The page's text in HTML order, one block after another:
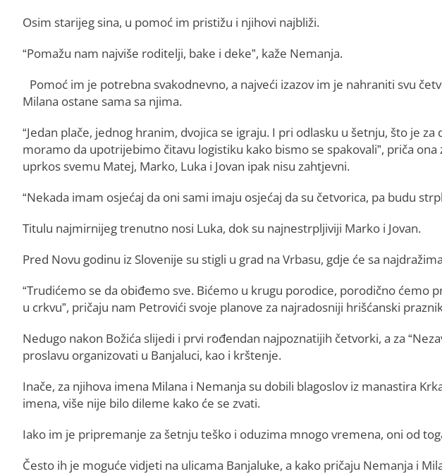
Osim starijeg sina, u pomoć im pristižu i njihovi najbliži.
“Pomažu nam najviše roditelji, bake i deke”, kaže Nemanja.
Pomoć im je potrebna svakodnevno, a najveći izazov im je nahraniti svu
Milana ostane sama sa njima.
“Jedan plače, jednog hranim, dvojica se igraju. I pri odlasku u šetnju, što je
moramo da upotrijebimo čitavu logistiku kako bismo se spakovali”, priča ona
uprkos svemu Matej, Marko, Luka i Jovan ipak nisu zahtjevni.
“Nekada imam osjećaj da oni sami imaju osjećaj da su četvorica, pa budu
Titulu najmirnijeg trenutno nosi Luka, dok su najnestrpljiviji Marko i Jovan.
Pred Novu godinu iz Slovenije su stigli u grad na Vrbasu, gdje će sa
“Trudićemo se da obiđemo sve. Bićemo u krugu porodice, porodično ćemo
u crkvu”, pričaju nam Petrovići svoje planove za najradosniji hrišćanski
Nedugo nakon Božića slijedi i prvi rođendan najpoznatijih četvorki, a za
proslavu organizovati u Banjaluci, kao i krštenje.
Inače, za njihova imena Milana i Nemanja su dobili blagoslov iz manastira
imena, više nije bilo dileme kako će se zvati.
Iako im je pripremanje za šetnju teško i oduzima mnogo vremena, oni od
Često ih je moguće vidjeti na ulicama Banjaluke, a kako pričaju Nemanja i